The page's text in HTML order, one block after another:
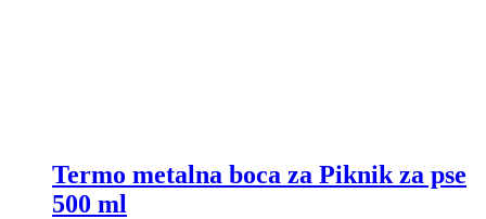
Termo metalna boca za Piknik za pse
500 ml